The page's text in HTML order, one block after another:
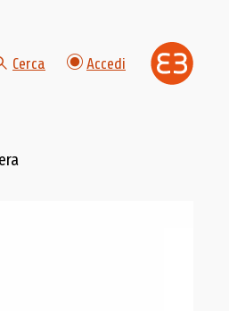
Cerca Accedi